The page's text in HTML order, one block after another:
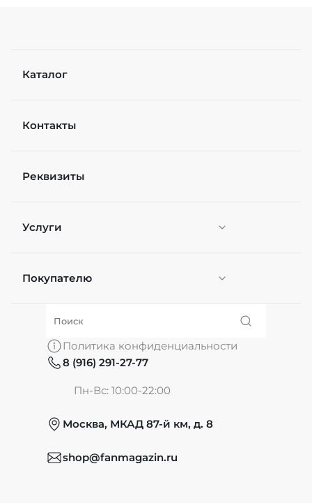
Каталог
Контакты
Реквизиты
Услуги
Персонификация
Покупателю
О нас
Обмен и возврат
Политика конфиденциальности
8 (916) 291-27-77
Пн-Вс: 10:00-22:00
Москва, МКАД 87-й км, д. 8
shop@fanmagazin.ru